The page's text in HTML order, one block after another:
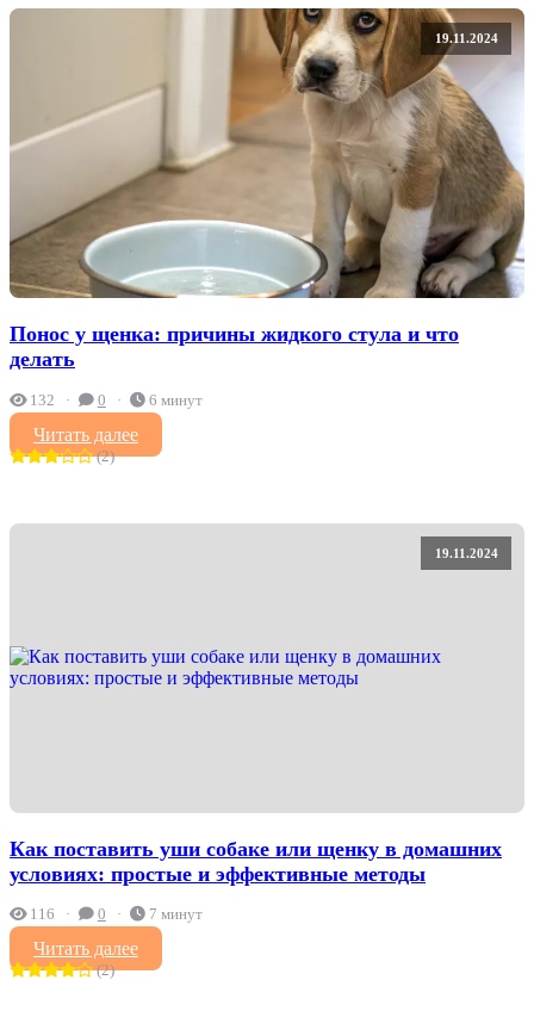
19.11.2024
Понос у щенка: причины жидкого стула и что
делать
132 0 6 минут
Читать далее
(2)
19.11.2024
Как поставить уши собаке или щенку в домашних
условиях: простые и эффективные методы
116 0 7 минут
Читать далее
(2)